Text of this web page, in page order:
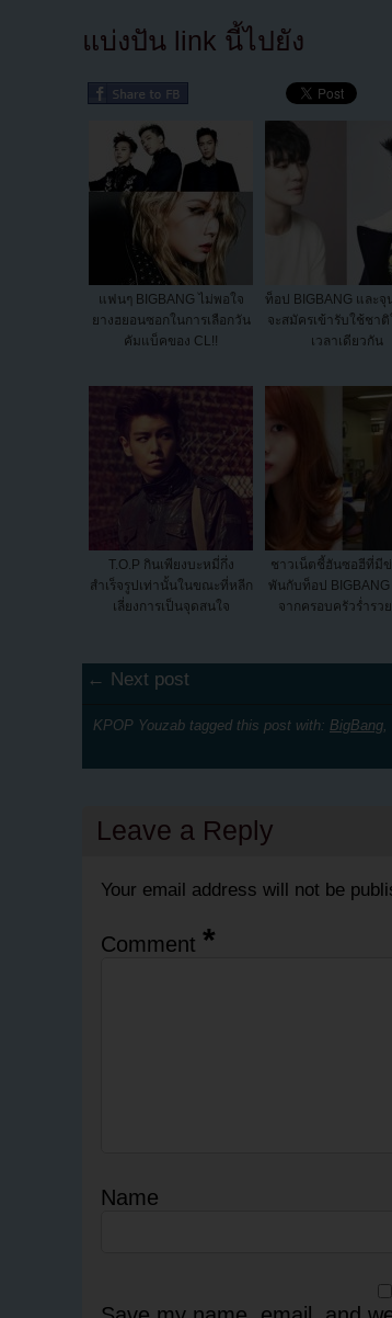
แบ่งปัน link นี้ไปยัง
แฟนๆ BIGBANG ไม่พอใจ
ยางฮยอนซอกในการเลือกวัน
คัมแบ็คของ CL!!
ท็อป BIGBANG และจุ
จะสมัครเข้ารับใช้ชา
เวลาเดียวกัน
T.O.P กินเพียงบะหมี่กึ่ง
สำเร็จรูปเท่านั้นในขณะที่หลีก
เลี่ยงการเป็นจุดสนใจ
ชาวเน็ตชี้ฮันซอฮีที่มี
พันกับท็อป
จากครอบครัวร่ำรว
← Next post
KPOP Youzab tagged this post with: BigBang,
Leave a Reply
Your email address will not be
Comment *
Name